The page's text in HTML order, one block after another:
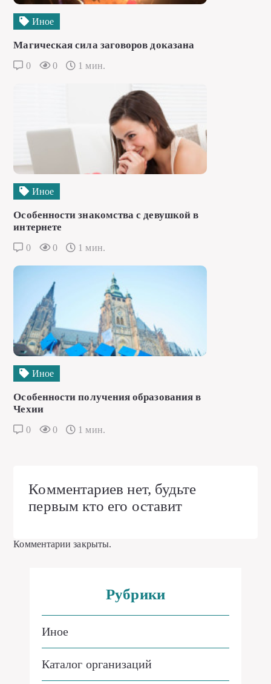
Иное
Магическая сила заговоров доказана
0 0 1 мин.
Иное
Особенности знакомства с девушкой в
интернете
0 0 1 мин.
Иное
Особенности получения образования в
Чехии
0 0 1 мин.
Комментариев нет, будьте
первым кто его оставит
Комментарии закрыты.
Рубрики
Иное
Каталог организаций